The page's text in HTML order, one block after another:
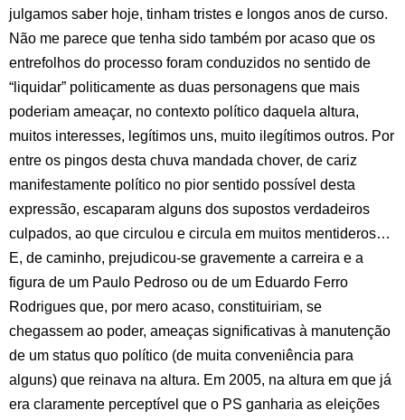
julgamos saber hoje, tinham tristes e longos anos de curso.
Não me parece que tenha sido também por acaso que os
entrefolhos do processo foram conduzidos no sentido de
“liquidar” politicamente as duas personagens que mais
poderiam ameaçar, no contexto político daquela altura,
muitos interesses, legítimos uns, muito ilegítimos outros. Por
entre os pingos desta chuva mandada chover, de cariz
manifestamente político no pior sentido possível desta
expressão, escaparam alguns dos supostos verdadeiros
culpados, ao que circulou e circula em muitos mentideros…
E, de caminho, prejudicou-se gravemente a carreira e a
figura de um Paulo Pedroso ou de um Eduardo Ferro
Rodrigues que, por mero acaso, constituiriam, se
chegassem ao poder, ameaças significativas à manutenção
de um status quo político (de muita conveniência para
alguns) que reinava na altura. Em 2005, na altura em que já
era claramente perceptível que o PS ganharia as eleições